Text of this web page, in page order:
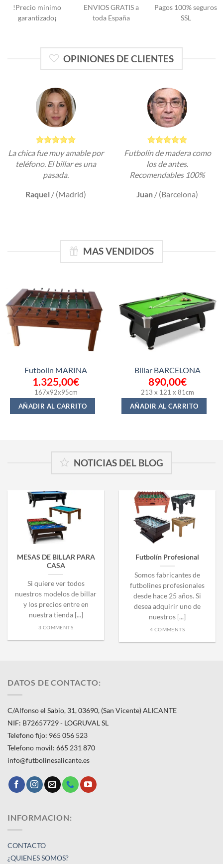
!Precio minimo
garantizado¡
ENVIOS GRATIS a
toda España
Pagos 100% seguros
SSL
OPINIONES DE CLIENTES
La chica fue muy amable por
teléfono. El billar es una
pasada.
Raquel / (Madrid)
Futbolín de madera como
los de antes.
Recomendables 100%
Juan / (Barcelona)
MAS VENDIDOS
Futbolin MARINA
1.325,00€
167x92x95cm
AÑADIR AL CARRITO
Billar BARCELONA
890,00€
213 x 121 x 81cm
AÑADIR AL CARRITO
NOTICIAS DEL BLOG
MESAS DE BILLAR PARA
CASA
Si quiere ver todos
nuestros modelos de billar
y los precios entre en
nuestra tienda [...]
3 COMMENTS
Futbolín Profesional
Somos fabricantes de
futbolines profesionales
desde hace 25 años. Si
desea adquirir uno de
nuestros [...]
4 COMMENTS
DATOS DE CONTACTO:
C/Alfonso el Sabio, 31, 03690, (San Vicente) ALICANTE
NIF: B72657729 - LOGRUVAL SL
Telefono fijo: 965 056 523
Telefono movil: 665 231 870
info@futbolinesalicante.es
INFORMACION:
CONTACTO
¿QUIENES SOMOS?